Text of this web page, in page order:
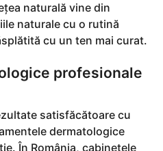
naturală vine din
naturale cu o rutină
cu un ten mai curat.
profesionale
satisfăcătoare cu
dermatologice
În România, cabinetele